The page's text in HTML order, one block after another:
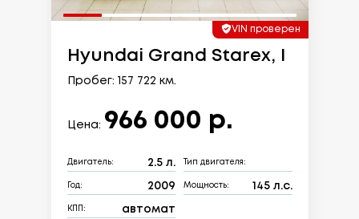
VIN проверен
Hyundai Grand Starex, I
Пробег: 157 722 км.
Цена: 966 000 р.
Двигатель: 2.5 л. Тип двигателя:
Год: 2009 Мощность: 145 л.с.
КПП: автомат